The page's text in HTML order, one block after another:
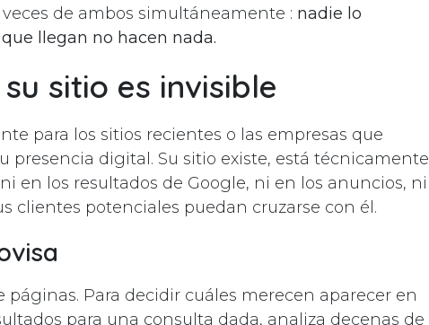
de ambos simultáneamente : nadie lo
llegan no hacen nada.
su sitio es invisible
para los sitios recientes o las empresas que
presencia digital. Su sitio existe, está técnicamente
en los resultados de Google, ni en los anuncios, ni
clientes potenciales puedan cruzarse con él.
páginas. Para decidir cuáles merecen aparecer en
para una consulta dada, analiza decenas de